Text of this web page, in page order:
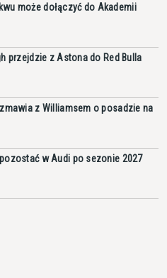
może dołączyć do Akademii
przejdzie z Astona do Red Bulla
z Williamsem o posadzie na
w Audi po sezonie 2027